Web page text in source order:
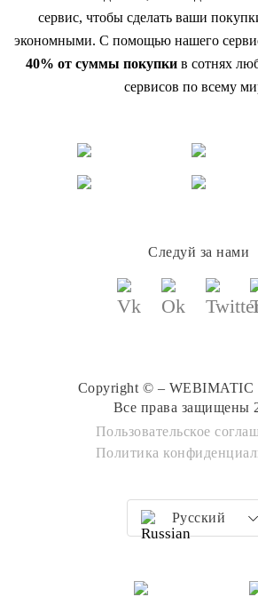
сервис, чтобы сделать ваши
экономными. С помощью нашего
40% от суммы покупкив сотнях
сервисов по всему
Следуй за нами
Copyright © –
Все права защищены
Пользовательское
Политика
Русский